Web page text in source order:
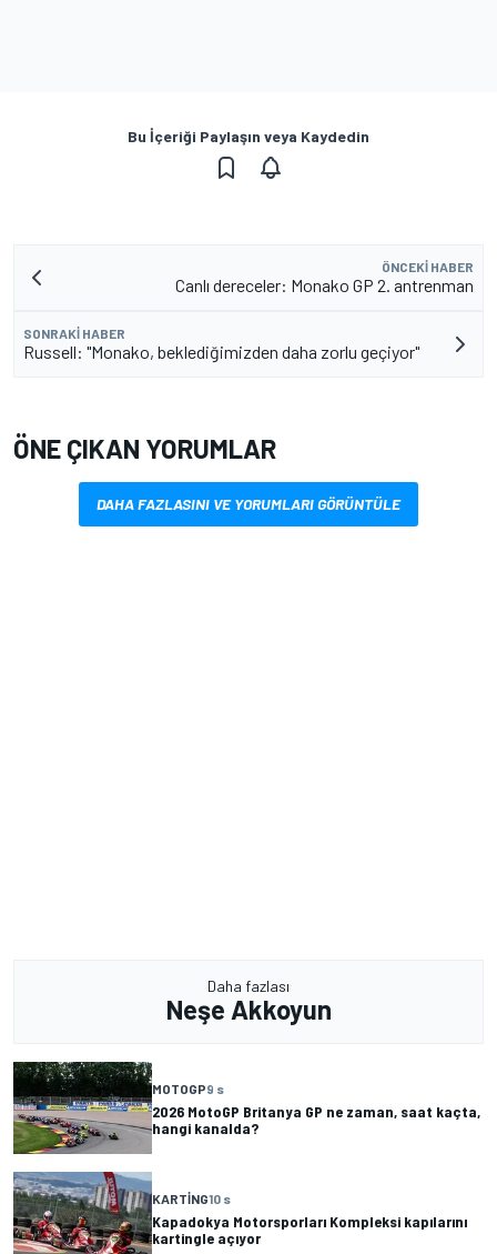
Bu İçeriği Paylaşın veya Kaydedin
ÖNCEKI HABER
Canlı dereceler: Monako GP 2. antrenman
SONRAKI HABER
Russell: "Monako, beklediğimizden daha zorlu geçiyor"
ÖNE ÇIKAN YORUMLAR
DAHA FAZLASINI VE YORUMLARI GÖRÜNTÜLE
Daha fazlası
Neşe Akkoyun
MOTOGP9 s
2026 MotoGP Britanya GP ne zaman, saat kaçta,
hangi kanalda?
KARTING10 s
Kapadokya Motorsporları Kompleksi kapılarını
kartingle açıyor